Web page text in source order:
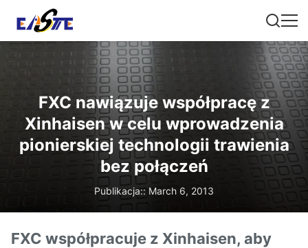
FXC nawiązuje współpracę z
Xinhaisen w celu wprowadzenia
pionierskiej technologii trawienia
bez połączeń
Publikacja:: March 6, 2013
FXC współpracuje z Xinhaisen, aby